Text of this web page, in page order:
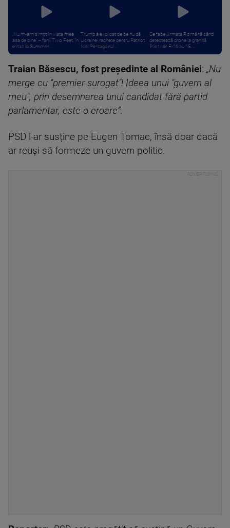
„Nu m-am simțit în viața mea
așa de bine” – fanii Two Feet, în
extaz la Summer ...
Trump a explicat de ce nu dă
Ucrainei rachete pentru Patriot:
Nici Pentagonul ...
Ce face Armata Română când
detectează drone la graniță.
Piloții de F-16 au 15 ...
Traian Băsescu, fost președinte al României: „Nu
merge cu "premier surogat"! Ideea unui "guvern al
meu", prin desemnarea unui candidat fără partid
parlamentar, este o eroare”.
PSD l-ar susține pe Eugen Tomac, însă doar dacă
ar reuși să formeze un guvern politic.